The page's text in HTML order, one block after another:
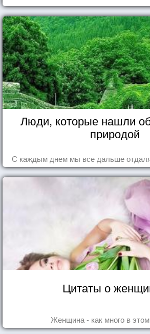
Люди, которые нашли
природой
С каждым днем мы все дальше
Цитаты о
Женщина - как много в